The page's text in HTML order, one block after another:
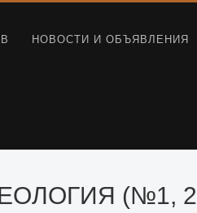
НОВОСТИ И ОБЪЯВЛЕНИЯ
(№1,